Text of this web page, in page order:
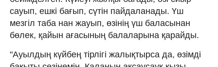
сауып, ешкі бағып, сүтін пайдаланады. Үш
мезгіл таба нан жауып, өзінің үш баласынан
бөлек, қайын ағасының балаларына қарайды.
"Ауылдың күйбең тірлігі жалықтырса да, өзімді